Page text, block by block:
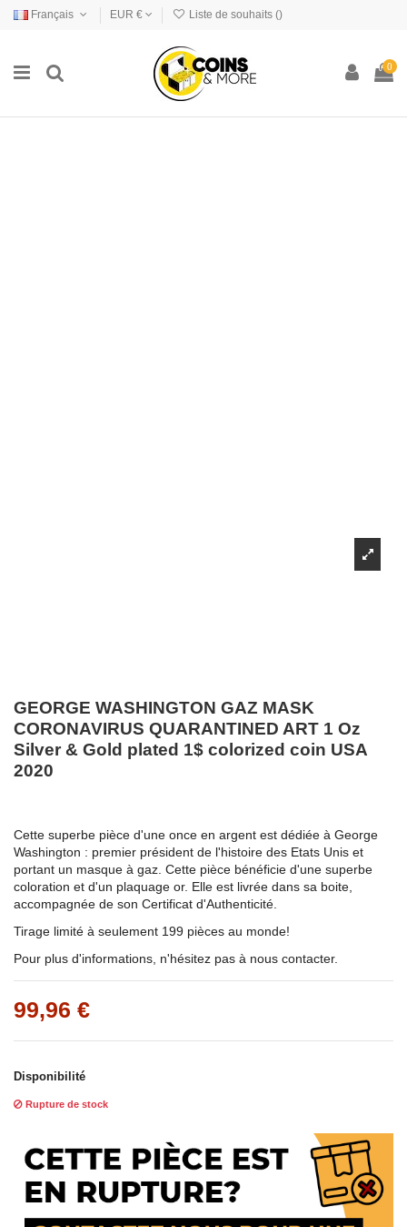
Français EUR € Liste de souhaits ()
0
GEORGE WASHINGTON GAZ MASK
CORONAVIRUS QUARANTINED ART 1 Oz
Silver & Gold plated 1$ colorized coin USA
2020
Cette superbe pièce d'une once en argent est dédiée à George
Washington : premier président de l'histoire des Etats Unis et
portant un masque à gaz. Cette pièce bénéficie d'une superbe
coloration et d'un plaquage or. Elle est livrée dans sa boite,
accompagnée de son Certificat d'Authenticité.
Tirage limité à seulement 199 pièces au monde!
Pour plus d'informations, n'hésitez pas à nous contacter.
99,96 €
Disponibilité
Rupture de stock